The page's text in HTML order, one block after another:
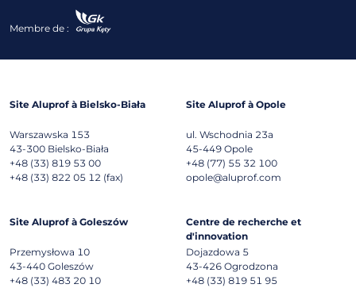
Membre de :
Site Aluprof à Bielsko-Biała
Warszawska 153
43-300 Bielsko-Biała
+48 (33) 819 53 00
+48 (33) 822 05 12 (fax)
Site Aluprof à Opole
ul. Wschodnia 23a
45-449 Opole
+48 (77) 55 32 100
opole@aluprof.com
Site Aluprof à Goleszów
Przemysłowa 10
43-440 Goleszów
+48 (33) 483 20 10
Centre de recherche et
d'innovation
Dojazdowa 5
43-426 Ogrodzona
+48 (33) 819 51 95